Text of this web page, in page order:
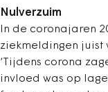
Nulverzuim
In de coronajaren
ziekmeldingen juist
‘Tijdens corona
invloed was op